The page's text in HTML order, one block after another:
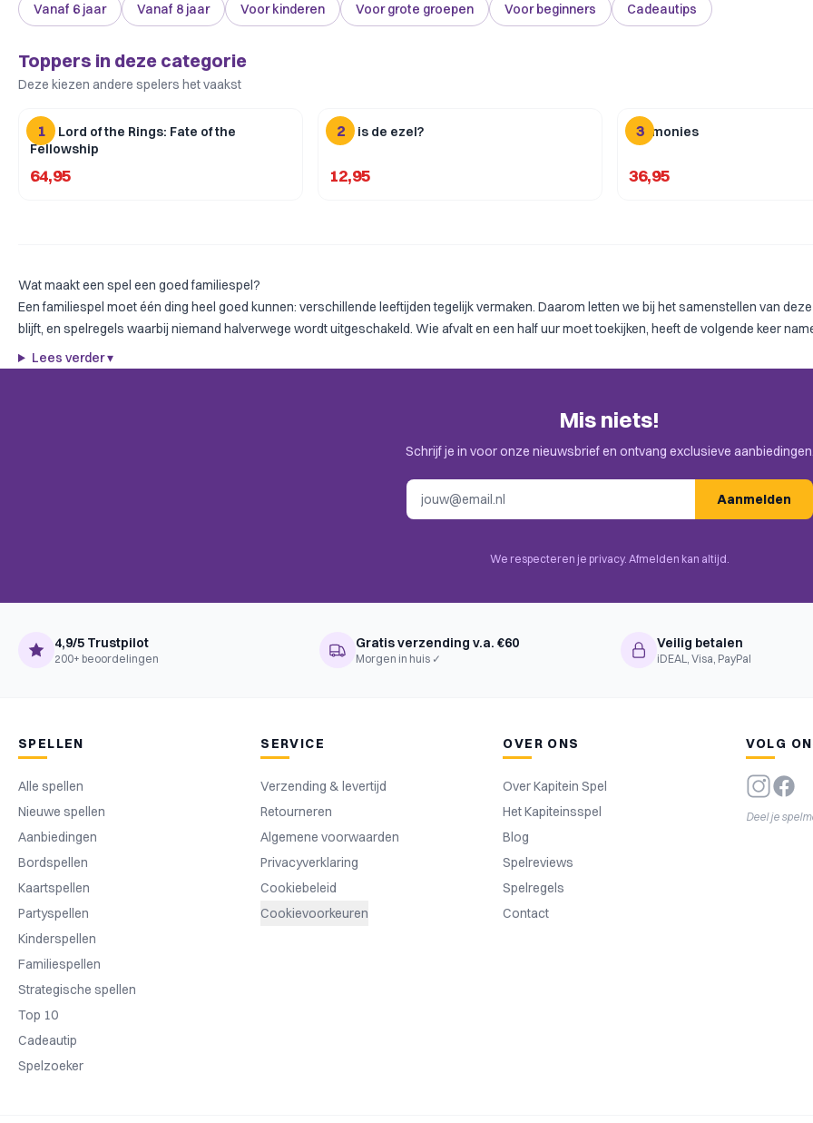
Vanaf 6 jaar Vanaf 8 jaar Voor kinderen Voor grote groepen Voor beginners Cadeautips
Toppers in deze categorie
Deze kiezen andere spelers het vaakst
1
The Lord of the Rings: Fate of the
Fellowship
64,95
2
Wie is de ezel?
12,95
3
Harmonies
36,95
Wat maakt een spel een goed familiespel?
Een familiespel moet één ding heel goed kunnen: verschillende leeftijden tegelijk vermaken. Daarom letten we bij het samenstellen van
blijft, en spelregels waarbij niemand halverwege wordt uitgeschakeld. Wie afvalt en een half uur moet toekijken, heeft de volgende keer
Lees verder▾
Mis niets!
Schrijf je in voor onze nieuwsbrief en ontvang exclusieve aanbiedingen.
Aanmelden
We respecteren je privacy. Afmelden kan altijd.
4,9/5 Trustpilot
200+ beoordelingen
Gratis verzending v.a. €60
Morgen in huis ✓
Veilig betalen
iDEAL, Visa, PayPal
SPELLEN
Alle spellen
Nieuwe spellen
Aanbiedingen
Bordspellen
Kaartspellen
Partyspellen
Kinderspellen
Familiespellen
Strategische spellen
Top 10
Cadeautip
Spelzoeker
SERVICE
Verzending & levertijd
Retourneren
Algemene voorwaarden
Privacyverklaring
Cookiebeleid
Cookievoorkeuren
OVER ONS
Over Kapitein Spel
Het Kapiteinsspel
Blog
Spelreviews
Spelregels
Contact
VOLG
Deel je